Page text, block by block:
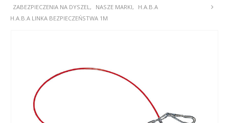
ZABEZPIECZENIA NA DYSZEL, NASZE MARKI,
H.A.B.A
H.A.B.A LINKA BEZPIECZEŃSTWA 1M